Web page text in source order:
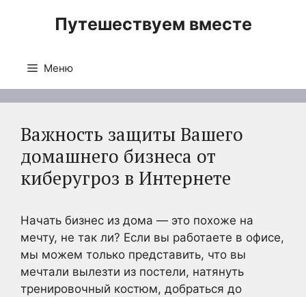
Путешествуем вместе
Меню
Важность защиты Вашего
домашнего бизнеса от
киберугроз в Интернете
Начать бизнес из дома — это похоже на
мечту, не так ли? Если вы работаете в офисе,
мы можем только представить, что вы
мечтали вылезти из постели, натянуть
тренировочный костюм, добраться до